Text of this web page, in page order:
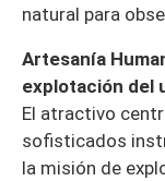
natural para
Artesanía
explotación del
El atractivo
sofisticados
la misión de